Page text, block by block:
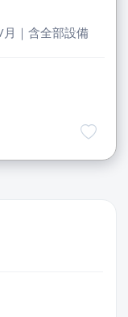
｜含全部設備